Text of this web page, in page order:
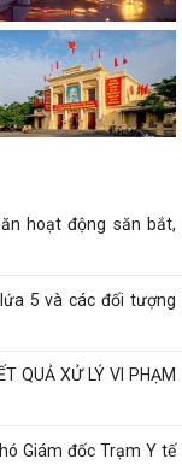
hoạt động săn bắt,
5 và các đối tượng
QUẢ XỬ LÝ VI PHẠM
Giám đốc Trạm Y tế